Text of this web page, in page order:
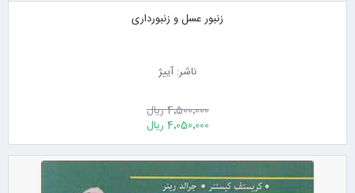
زنبور عسل و زنبورداری
ناشر: آییژ
4٬500٬000 ریال
4٬050٬000 ریال